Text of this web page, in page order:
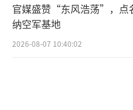
官媒盛赞“东风浩荡”，点
纳空军基地
2026-08-07 10:40:02